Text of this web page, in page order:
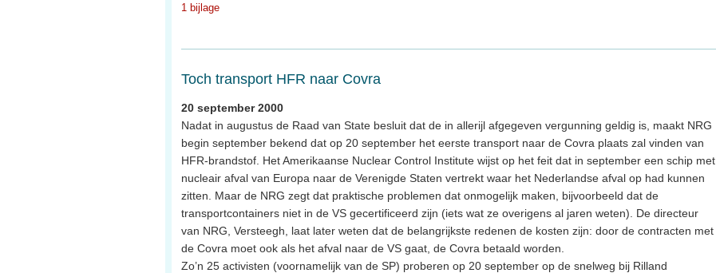
1 bijlage
Toch transport HFR naar Covra
20 september 2000
Nadat in augustus de Raad van State besluit dat de in allerijl afgegeven vergunning geldig is, maakt NRG
begin september bekend dat op 20 september het eerste transport naar de Covra plaats zal vinden van
HFR-brandstof. Het Amerikaanse Nuclear Control Institute wijst op het feit dat in september een schip met
nucleair afval van Europa naar de Verenigde Staten vertrekt waar het Nederlandse afval op had kunnen
zitten. Maar de NRG zegt dat praktische problemen dat onmogelijk maken, bijvoorbeeld dat de
transportcontainers niet in de VS gecertificeerd zijn (iets wat ze overigens al jaren weten). De directeur
van NRG, Versteegh, laat later weten dat de belangrijkste redenen de kosten zijn: door de contracten met
de Covra moet ook als het afval naar de VS gaat, de Covra betaald worden.
Zo’n 25 activisten (voornamelijk van de SP) proberen op 20 september op de snelweg bij Rilland